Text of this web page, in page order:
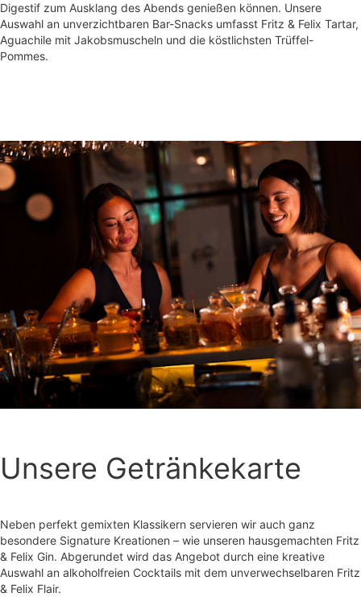
Digestif zum Ausklang des Abends genießen können. Unsere
Auswahl an unverzichtbaren Bar-Snacks umfasst Fritz & Felix Tartar,
Aguachile mit Jakobsmuscheln und die köstlichsten Trüffel-
Pommes.
Unsere Getränkekarte
Neben perfekt gemixten Klassikern servieren wir auch ganz
besondere Signature Kreationen – wie unseren hausgemachten Fritz
& Felix Gin. Abgerundet wird das Angebot durch eine kreative
Auswahl an alkoholfreien Cocktails mit dem unverwechselbaren Fritz
& Felix Flair.